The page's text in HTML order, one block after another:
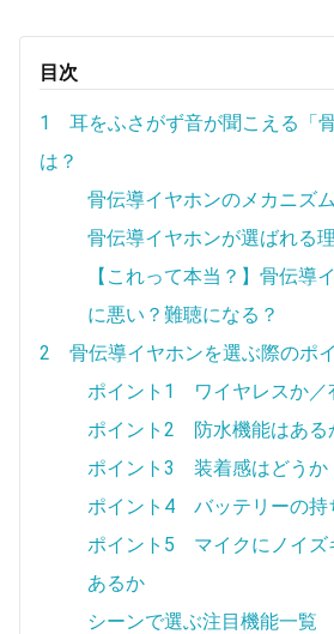
目次
1 耳をふさがず音が聞こえる「
は？
骨伝導イヤホンのメカニズム
骨伝導イヤホンが選ばれる
【これって本当？】骨伝導
に悪い？難聴になる？
2 骨伝導イヤホンを選ぶ際のポ
ポイント1 ワイヤレスか／
ポイント2 防水機能はある
ポイント3 装着感はどうか
ポイント4 バッテリーの持
ポイント5 マイクにノイズ
あるか
シーンで選ぶ注目機能一覧